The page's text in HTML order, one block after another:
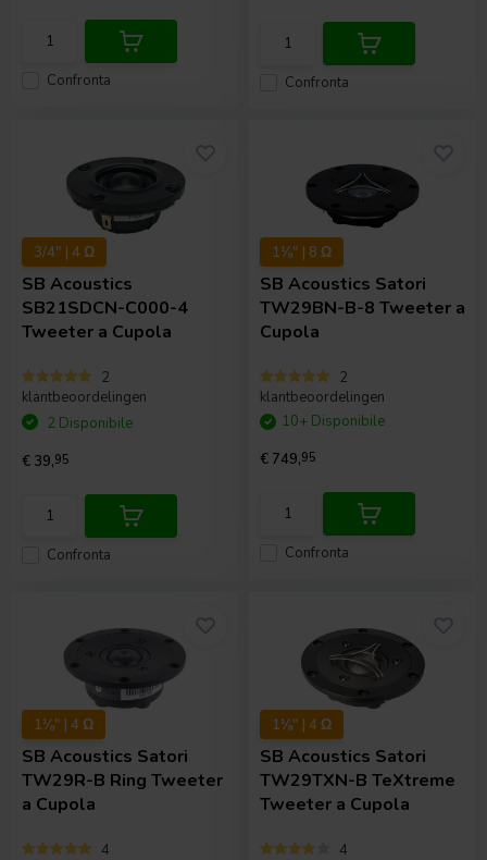
Confronta Confronta
3/4" | 4 Ω
SB Acoustics
SB21SDCN-C000-4
Tweeter a Cupola
2
klantbeoordelingen
Confronta
2 Disponibile
€ 39,95
1⅛" | 8 Ω
SB Acoustics Satori
TW29BN-B-8 Tweeter a
Cupola
2
klantbeoordelingen
Confronta
10+ Disponibile
€ 749,95
1⅛" | 4 Ω
SB Acoustics Satori
TW29R-B Ring Tweeter
a Cupola
4
1⅛" | 4 Ω
SB Acoustics Satori
TW29TXN-B TeXtreme
Tweeter a Cupola
4